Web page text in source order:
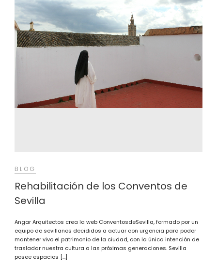
BLOG
Rehabilitación de los Conventos de
Sevilla
Angar Arquitectos crea la web ConventosdeSevilla, formado por un
equipo de sevillanos decididos a actuar con urgencia para poder
mantener vivo el patrimonio de la ciudad, con la única intención de
trasladar nuestra cultura a las próximas generaciones. Sevilla
posee espacios […]